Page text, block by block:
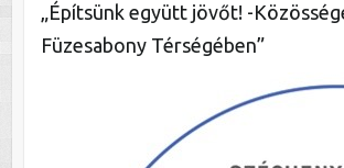
„Építsünk együtt jövőt! -
Füzesabony Térségében”